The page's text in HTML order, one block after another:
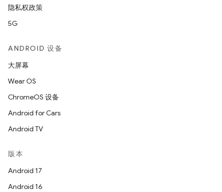
隐私权政策
5G
ANDROID 设备
大屏幕
Wear OS
ChromeOS 设备
Android for Cars
Android TV
版本
Android 17
Android 16